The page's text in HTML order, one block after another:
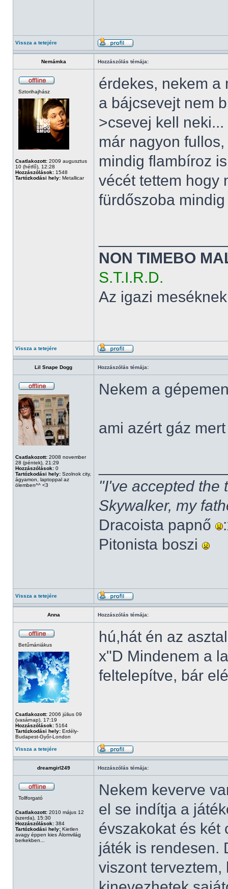
Vissza a tetejére
Nemámka Hozzászólás témája:
Sztorihajhász
Csatlakozott: 2009 augusztus
10 (hétfő), 12:28
Hozzászólások: 1548
Tartózkodási hely: Metallicar
érdekes, nekem
a bájcsevejt nem
>csevej kell
már nagyon
mindig flambíroz
vécét tettem hogy
fürdőszoba
NON TIMEBO
S.T.I.R.D.
Az igazi
Vissza a tetejére
Lil Snape Dogg Hozzászólás témája:
Csatlakozott: 2008 november
28 (péntek), 21:29
Hozzászólások: 0
Tartózkodási hely: Szolnok city,
ágyamon, laptoppal az
ölemben^^ <3
Nekem a
ami azért gáz
"I've accepted the
Skywalker, my
Dracoista papnő
Pitonista boszi
Vissza a tetejére
Anna Hozzászólás témája:
Betűmániákus
Csatlakozott: 2006 július 09
(vasárnap), 17:19
Hozzászólások: 5164
Tartózkodási hely: Erdély-
Budapest-Győr-London
hú,hát én az
x"D Mindenem a
feltelepítve, bár
Vissza a tetejére
dreamgirl249 Hozzászólás témája:
Tollforgató
Csatlakozott: 2010 május 12
(szerda), 15:30
Hozzászólások: 384
Tartózkodási hely: Kietlen
avagy éppen kies Álomvilág
berkekben...
Nekem keverve
el se indítja a
évszakokat és két
játék is rendesen.
viszont